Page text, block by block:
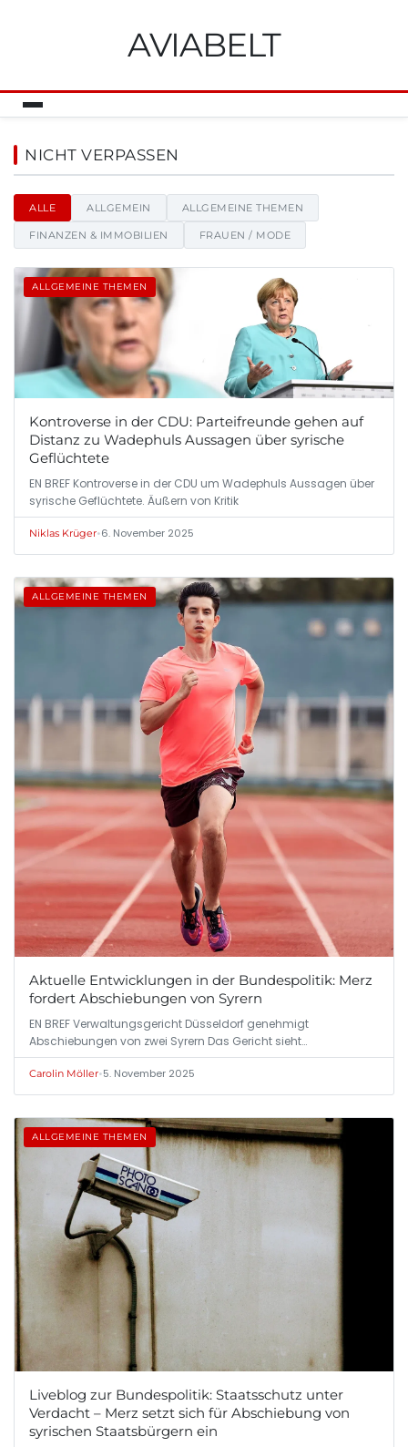
AVIABELT
Aviabelt - Nachrichten, Tipps
NICHT VERPASSEN
ALLE ALLGEMEIN ALLGEMEINE THEMEN
FINANZEN & IMMOBILIEN FRAUEN / MODE
ALLGEMEINE THEMEN
Kontroverse in der CDU: Parteifreunde gehen auf
Distanz zu Wadephuls Aussagen über syrische
Geflüchtete
EN BREF Kontroverse in der CDU um Wadephuls Aussagen über
syrische Geflüchtete. Äußern von Kritik
Niklas Krüger•6. November 2025
ALLGEMEINE THEMEN
Aktuelle Entwicklungen in der Bundespolitik: Merz
fordert Abschiebungen von Syrern
EN BREF Verwaltungsgericht Düsseldorf genehmigt
Abschiebungen von zwei Syrern Das Gericht sieht…
Carolin Möller•5. November 2025
ALLGEMEINE THEMEN
Liveblog zur Bundespolitik: Staatsschutz unter
Verdacht – Merz setzt sich für Abschiebung von
syrischen Staatsbürgern ein